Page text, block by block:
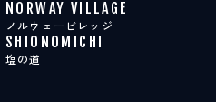
NORWAY VILLAGE
ノルウェービレッジ
SHIONOMICHI
塩の道